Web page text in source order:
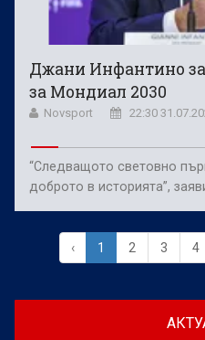
Джани Инфантино
за Мондиал 2030
Novsport 22:30
“Следващото световно
доброто в историята”,
‹ 1 2 3 4